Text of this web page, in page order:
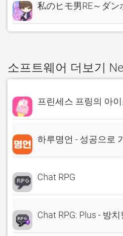
私のヒモ男RE～ダン
소프트웨어 더보기
프린세스 프링의 아
하루명언 - 성공으로
Chat RPG
Chat RPG: Plus - 방